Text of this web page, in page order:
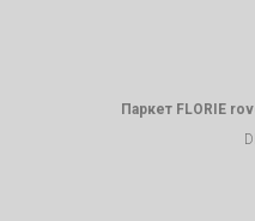
Паркет FLORIE